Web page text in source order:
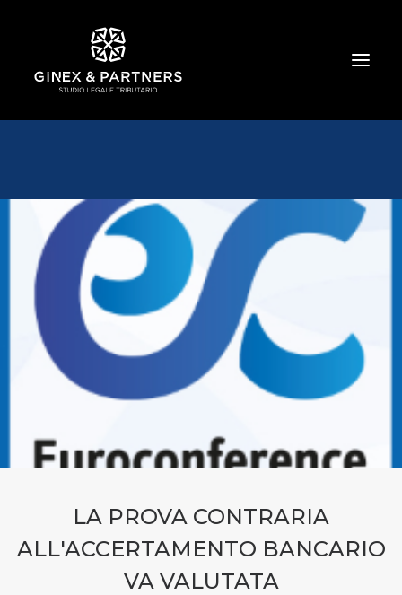
CHI SIAMO
TRIBUTARIO E PENALE TRIBUTARIO
GESTIONE E PROTEZIONE DEL PATRIMONIO
SOCIETARIO E CONTRATTUALISTICA
COMMERCIO INTERNAZIONALE
BANCARIO E FINANZIARIO
NEWS ED EVENTI
LA PROVA CONTRARIA
ALL'ACCERTAMENTO BANCARIO
VA VALUTATA